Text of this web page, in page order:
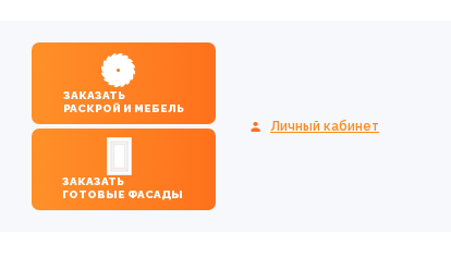
ЗАКАЗАТЬ
РАСКРОЙ И МЕБЕЛЬ
ЗАКАЗАТЬ
ГОТОВЫЕ ФАСАДЫ
Личный кабинет